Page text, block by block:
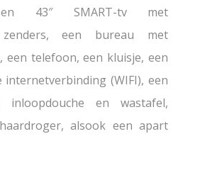
43″ SMART-tv met
zenders, een bureau met
een telefoon, een kluisje, een
internetverbinding (WIFI), een
inloopdouche en wastafel,
alsook een apart